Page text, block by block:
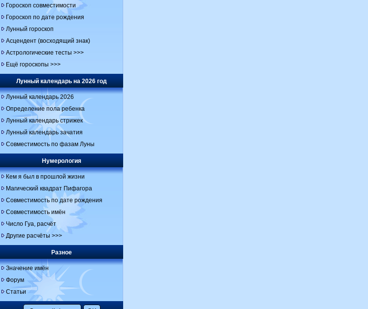
Гороскоп совместимости
Гороскоп по дате рождения
Лунный гороскоп
Асцендент (восходящий знак)
Астрологические тесты >>>
Ещё гороскопы >>>
Лунный календарь на 2026 год
Лунный календарь 2026
Определение пола ребенка
Лунный календарь стрижек
Лунный календарь зачатия
Совместимость по фазам Луны
Нумерология
Кем я был в прошлой жизни
Магический квадрат Пифагора
Совместимость по дате рождения
Совместимость имён
Число Гуа, расчёт
Другие расчёты >>>
Разное
Значение имён
Форум
Статьи